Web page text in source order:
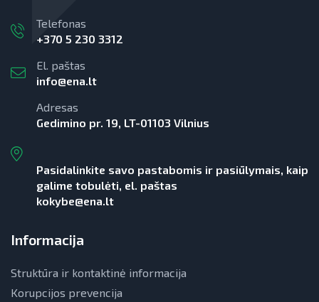
Telefonas
+370 5 230 3312
El. paštas
info@ena.lt
Adresas
Gedimino pr. 19, LT-01103 Vilnius
Pasidalinkite savo pastabomis ir pasiūlymais, kaip
galime tobulėti, el. paštas
kokybe@ena.lt
Informacija
Struktūra ir kontaktinė informacija
Korupcijos prevencija